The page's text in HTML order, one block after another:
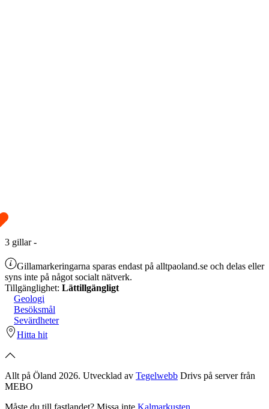
3 gillar-
Gillamarkeringarna sparas endast på alltpaoland.se och delas eller
syns inte på något socialt nätverk.
Tillgänglighet: Lättillgängligt
Geologi
Besöksmål
Sevärdheter
Hitta hit
Allt på Öland 2026. Utvecklad av Tegelwebb Drivs på server från
MEBO
Måste du till fastlandet? Missa inte Kalmarkusten